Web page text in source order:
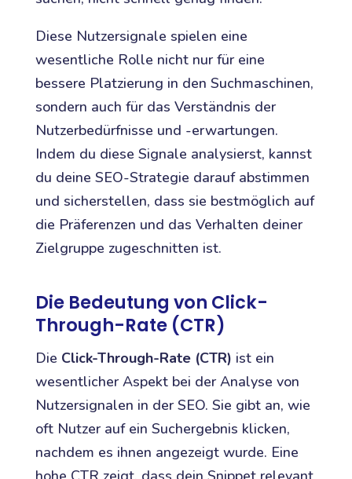
Diese Nutzersignale spielen eine
wesentliche Rolle nicht nur für eine
bessere Platzierung in den Suchmaschinen,
sondern auch für das Verständnis der
Nutzerbedürfnisse und -erwartungen.
Indem du diese Signale analysierst, kannst
du deine SEO-Strategie darauf abstimmen
und sicherstellen, dass sie bestmöglich auf
die Präferenzen und das Verhalten deiner
Zielgruppe zugeschnitten ist.
Die Bedeutung von Click-
Through-Rate (CTR)
Die Click-Through-Rate (CTR) ist ein
wesentlicher Aspekt bei der Analyse von
Nutzersignalen in der SEO. Sie gibt an, wie
oft Nutzer auf ein Suchergebnis klicken,
nachdem es ihnen angezeigt wurde. Eine